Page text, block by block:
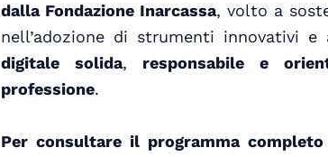
dalla Fondazione Inarcassa, volto a
nell’adozione di strumenti innovativi e
digitale solida, responsabile e
professione.
Per consultare il programma